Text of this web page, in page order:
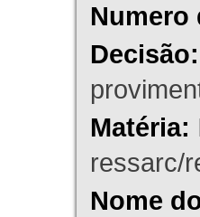
Numero
Decisão:
Matéria:
ressarc/
Nome